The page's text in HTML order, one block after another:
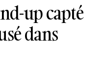
up capté
dans